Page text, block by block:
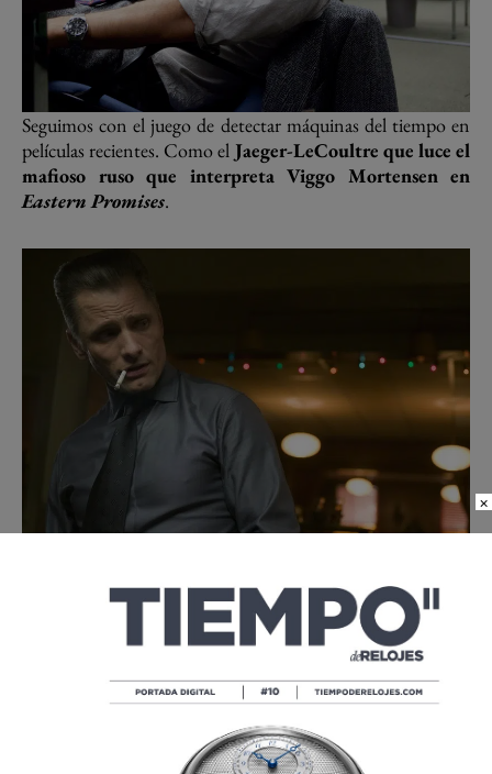
Seguimos con el juego de detectar máquinas del tiempo en
películas recientes. Como el Jaeger-LeCoultre que luce el
mafioso ruso que interpreta Viggo Mortensen en
Eastern Promises.
Patek Philippe que dice la hora a Ryan Gosling
su papel de cowboy rudo en
Drive.
×